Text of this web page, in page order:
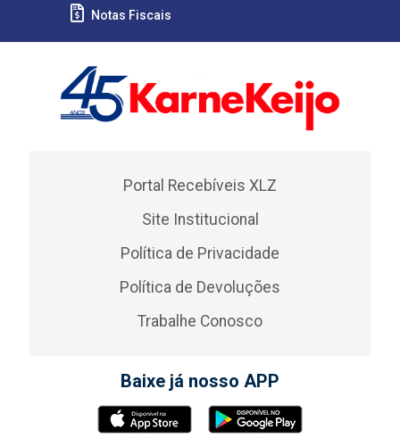
Notas Fiscais
Portal Recebíveis XLZ
Site Institucional
Política de Privacidade
Política de Devoluções
Trabalhe Conosco
Baixe já nosso APP